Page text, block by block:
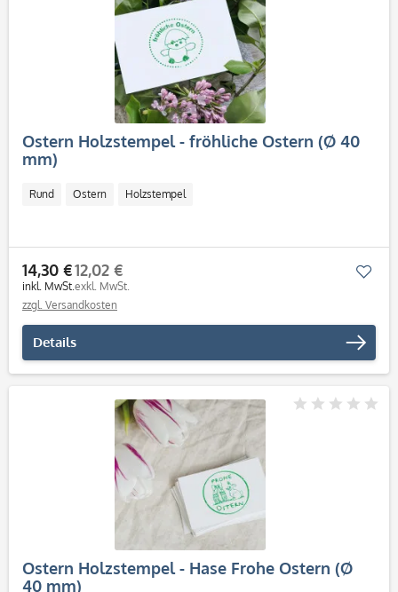
Ostern Holzstempel - fröhliche Ostern (Ø 40
mm)
Rund Ostern Holzstempel
14,30 €
inkl. MwSt.
12,02 €
exkl. MwSt.
zzgl. Versandkosten
Details
Ostern Holzstempel - Hase Frohe Ostern (Ø
40 mm)